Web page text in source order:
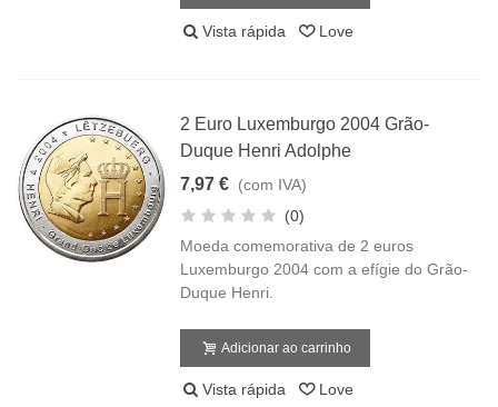
Vista rápida Love
2 Euro Luxemburgo 2004 Grão-
Duque Henri Adolphe
7,97 € (com IVA)
(0)
Moeda comemorativa de 2 euros
Luxemburgo 2004 com a efígie do Grão-
Duque Henri.
Adicionar ao carrinho
Vista rápida Love